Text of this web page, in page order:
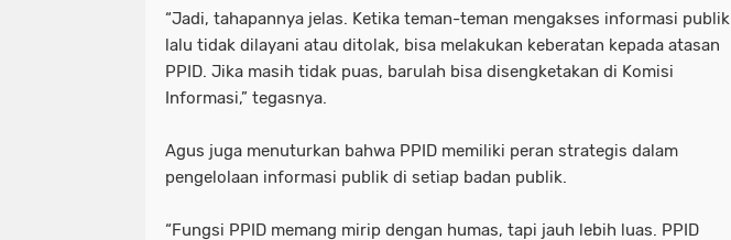
“Jadi, tahapannya jelas. Ketika teman-teman mengakses informasi publik
lalu tidak dilayani atau ditolak, bisa melakukan keberatan kepada atasan
PPID. Jika masih tidak puas, barulah bisa disengketakan di Komisi
Informasi,” tegasnya.
Agus juga menuturkan bahwa PPID memiliki peran strategis dalam
pengelolaan informasi publik di setiap badan publik.
“Fungsi PPID memang mirip dengan humas, tapi jauh lebih luas. PPID